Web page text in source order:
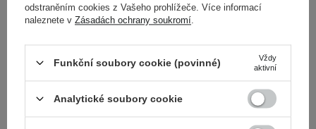
odstraněním cookies z Vašeho prohlížeče. Více informací
naleznete v Zásadách ochrany soukromí
Funkční soubory cookie (povinné)
Vždy
aktivní
Analytické soubory cookie